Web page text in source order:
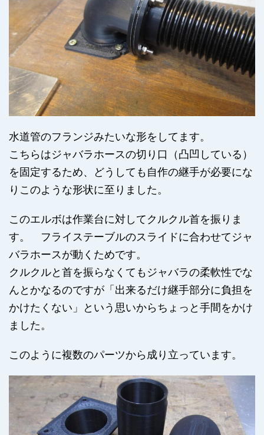
水道管のフランジみたいな形をしてます。
こちらはジャバラホースの切り口（凸凹している）
を固定するため、どうしても自作の継手が必要にな
りこのような形状に至りました。
このエルボは作業台に対してクルクル首を振りま
す。 フライステーブルのスライドに合わせてジャ
バラホースが動くためです。
クルクルと首を振らなくてもジャバラの柔軟性でな
んとかなるのですが「出来るだけ継手部分に負担を
かけたくない」という思いからちょっと手間をかけ
ました。
このように複数のパーツから成り立っています。